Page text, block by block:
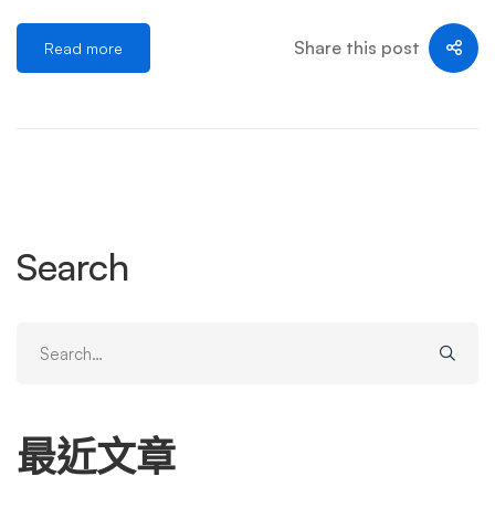
容 第四步：若平台拒絕刪除內容（或被拒刪後的策略） 第
五步：採取法律行動與保護自己 第六步：心理支持與自我
Read more Share this post
Search
for:
最近文章